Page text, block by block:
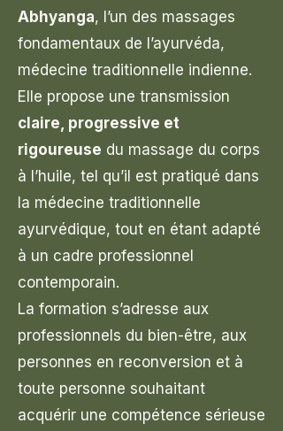
Abhyanga, l’un des massages
fondamentaux de l’ayurvéda,
médecine traditionnelle indienne.
Elle propose une transmission
claire, progressive et
rigoureuse du massage du corps
à l’huile, tel qu’il est pratiqué dans
la médecine traditionnelle
ayurvédique, tout en étant adapté
à un cadre professionnel
contemporain.
La formation s’adresse aux
professionnels du bien-être, aux
personnes en reconversion et à
toute personne souhaitant
acquérir une compétence sérieuse